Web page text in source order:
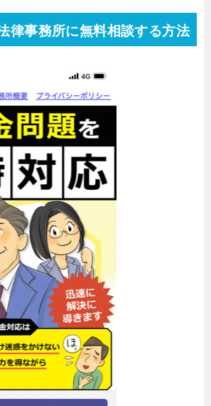
律事務所に無料相談する方法